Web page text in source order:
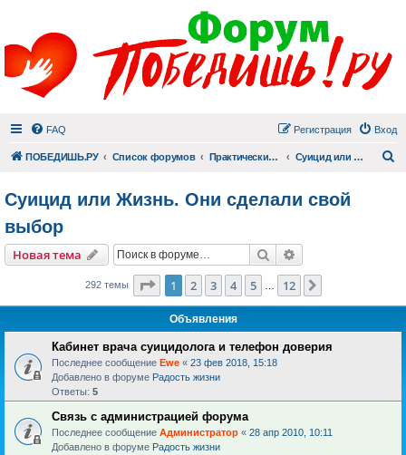
FAQ Вход
Регистрация
ПОБЕДИШЬ.РУ Список форумов Практический раздел Суицид или Жизнь. Они сделали свой выбор
Суицид или Жизнь. Они сделали свой
выбор
Новая тема Поиск
292 темы Страница из 12
1 2 3 4 5 12
Объявления
Кабинет врача суицидолога и телефон доверия
Последнее сообщение Ewe « 23 фев 2018, 15:18
Добавлено в форуме Радость жизни
Ответы: 5
Связь с администрацией форума
Последнее сообщение Администратор « 28 апр 2010, 10:11
Добавлено в форуме Радость жизни